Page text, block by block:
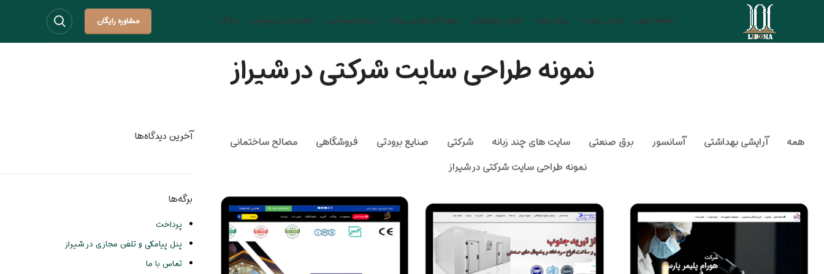
صفحه اصلی طراحی سایت سئو سایت طراحی اپلیکیشن نمونه کار طراحی سایت درباره لیدوماوب پشتیبانی لیدوماوب وبلاگ مشاوره رایگان
نمونه طراحی سایت شرکتی در شیراز
همه آرایشی بهداشتی آسانسور برق صنعتی سایت های چند زبانه شرکتی صنایع برودتی فروشگاهی
مصالح ساختمانی
نمونه طراحی سایت شرکتی در شیراز
آخرین دیدگاه‌ها
برگه‌ها
پرداخت
پنل پیامکی و تلفن مجازی در شیراز
تماس با ما